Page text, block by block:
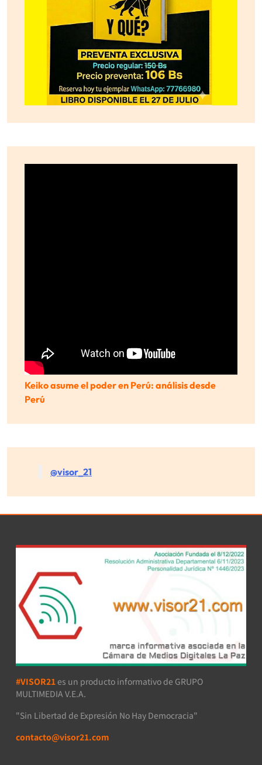
Keiko asume el poder en Perú: análisis desde
Perú
@visor_21
#VISOR21 es un producto informativo de GRUPO
MULTIMEDIA V.E.A.
"Sin Libertad de Expresión No Hay Democracia"
contacto@visor21.com